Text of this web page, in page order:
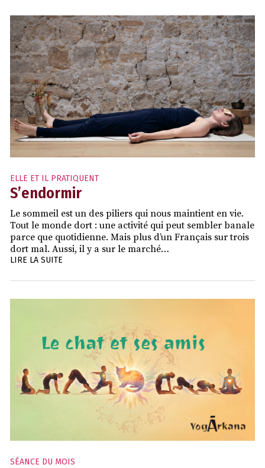
ELLE ET IL PRATIQUENT
S’endormir
Le sommeil est un des piliers qui nous maintient en vie.
Tout le monde dort : une activité qui peut sembler banale
parce que quotidienne. Mais plus d’un Français sur trois
dort mal. Aussi, il y a sur le marché…
LIRE LA SUITE
SÉANCE DU MOIS